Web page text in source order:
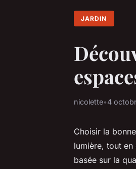
JARDIN
nicolette•4
Choisir la
lumière, tout
basée sur la